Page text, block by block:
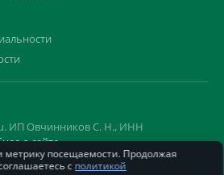
ИП Овчинников С. Н., ИНН
о сайте
заменяет приём врача. Имеются
метрику посещаемости. Продолжая
с политикой